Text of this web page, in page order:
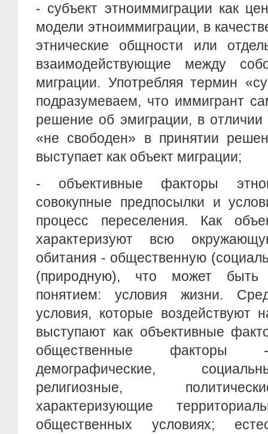
- субъект этноиммиграции как
модели этноиммиграции, в
этнические общности или
взаимодействующие между
миграции. Употребляя термин
подразумеваем, что иммигрант
решение об эмиграции, в
«не свободен» в принятии
выступает как объект миграции;
- объективные факторы
совокупные предпосылки и
процесс переселения. Как
характеризуют всю
обитания - общественную
(природную), что может быть
понятием: условия жизни.
условия, которые воздействуют
выступают как объективные
общественные факторы -
демографические,
религиозные,
характеризующие
общественных условиях;